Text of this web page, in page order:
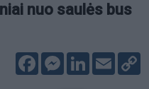
nuo saulės bus
FacebookMessenger
LinkedIn
Email